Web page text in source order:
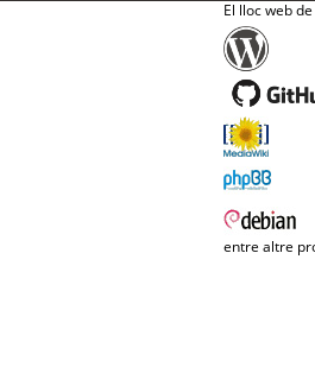
El lloc web
entre altre